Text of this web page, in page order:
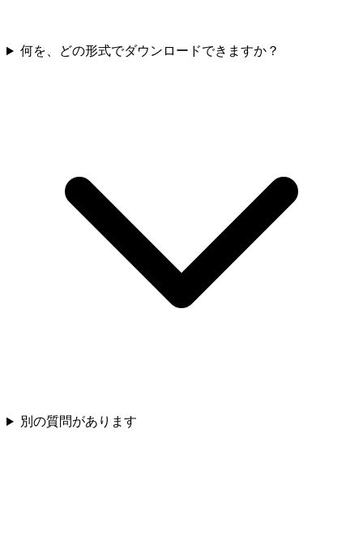
何を、どの形式でダウンロードできますか？
別の質問があります